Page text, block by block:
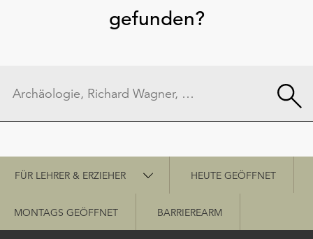
gefunden?
Schnellzugriff
FÜR LEHRER & ERZIEHER HEUTE GEÖFFNET
MONTAGS GEÖFFNET BARRIEREARM